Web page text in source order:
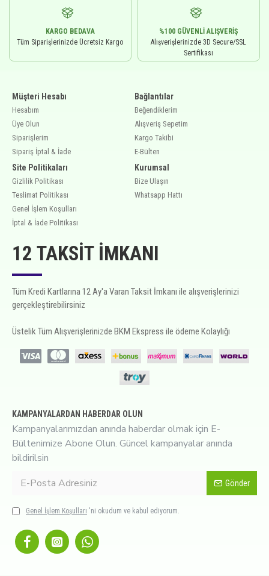
KARGO BEDAVA
Tüm Siparişlerinizde Ücretsiz Kargo
%100 GÜVENLI ALIŞVERIŞ
Alışverişlerinizde 3D Secure/SSL
Sertifikası
Müşteri Hesabı
Hesabım
Üye Olun
Siparişlerim
Sipariş İptal & İade
Site Politikaları
Gizlilik Politikası
Teslimat Politikası
Genel İşlem Koşulları
İptal & İade Politikası
Bağlantılar
Beğendiklerim
Alışveriş Sepetim
Kargo Takibi
E-Bülten
Kurumsal
Bize Ulaşın
Whatsapp Hattı
12 TAKSIT İMKANI
Tüm Kredi Kartlarına 12 Ay'a Varan Taksit İmkanı ile alışverişlerinizi
gerçekleştirebilirsiniz
Üstelik Tüm Alışverişlerinizde BKM Ekspress ile ödeme Kolaylığı
KAMPANYALARDAN HABERDAR OLUN
Kampanyalarımızdan anında haberdar olmak için E-
Bültenimize Abone Olun. Güncel kampanyalar anında
bildirilsin
Gönder
Genel İşlem Koşulları 'ni okudum ve kabul ediyorum.